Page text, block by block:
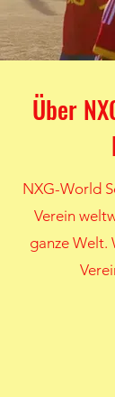
Über
NXG-World
Verein
ganze Welt.